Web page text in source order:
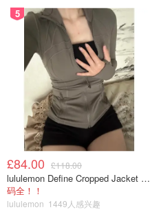
5
£84.00 £118.00
lululemon Define Cropped Jacket Nulu 短款夹克
码全！！
lululemon 1449人感兴趣